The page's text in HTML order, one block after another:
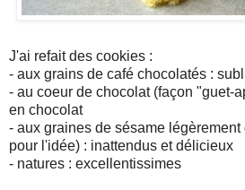
J'ai refait des cookies :
- aux grains de café chocolatés :
- au coeur de chocolat (façon "guet-
en chocolat
- aux graines de sésame
pour l'idée) : inattendus et délicieux
- natures : excellentissimes